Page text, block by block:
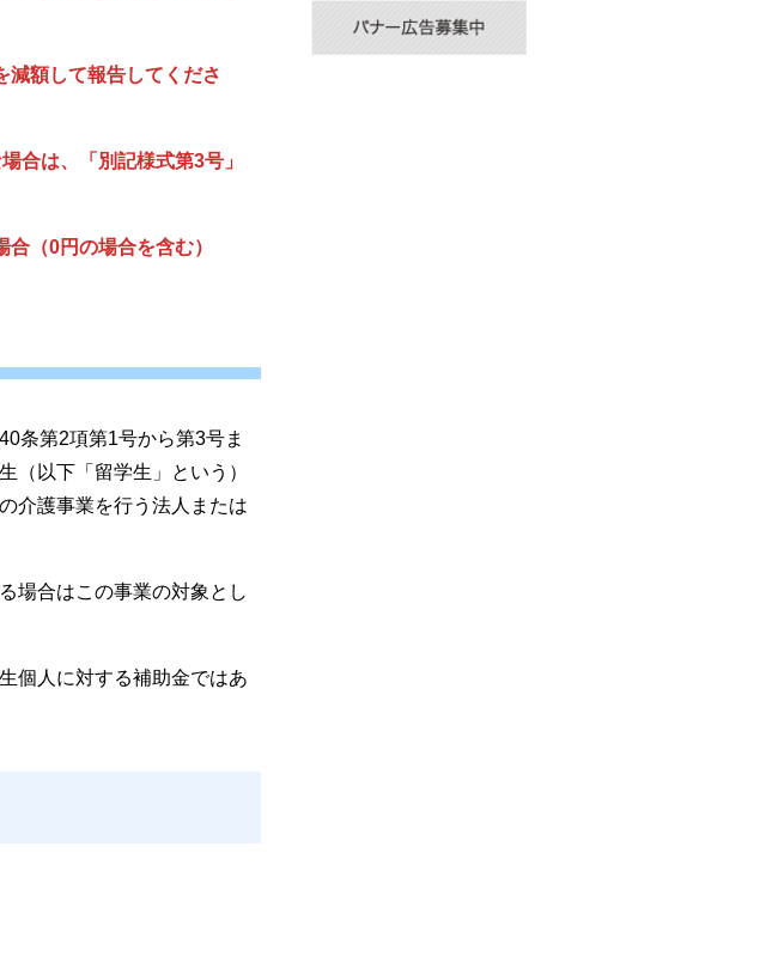
減額して報告してくださ
合は、「別記様式第3号」
（0円の場合を含む）
条第2項第1号から第3号ま
（以下「留学生」という）
介護事業を行う法人または
場合はこの事業の対象とし
個人に対する補助金ではあ